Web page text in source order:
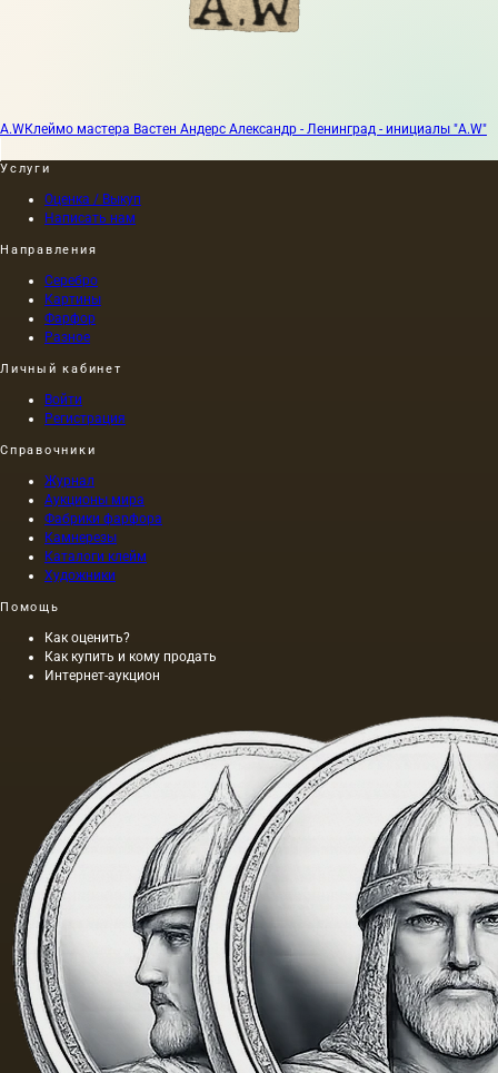
A.WКлеймо мастера Вастен Андерс Александр - Ленинград - инициалы "A.W"
Услуги
Оценка / Выкуп
Написать нам
Направления
Серебро
Картины
Фарфор
Разное
Личный кабинет
Войти
Регистрация
Справочники
Журнал
Аукционы мира
Фабрики фарфора
Камнерезы
Каталоги клейм
Художники
Помощь
Как оценить?
Как купить и кому продать
Интернет-аукцион